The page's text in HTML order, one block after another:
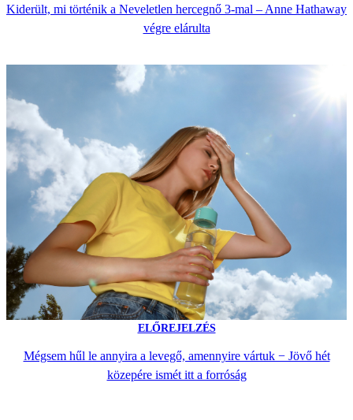
Kiderült, mi történik a Neveletlen hercegnő 3-mal – Anne Hathaway
végre elárulta
ELŐREJELZÉS
Mégsem hűl le annyira a levegő, amennyire vártuk − Jövő hét
közepére ismét itt a forróság